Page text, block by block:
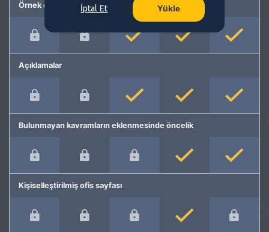
Örnek cümleler
Açıklamalar
Bulunmayan kavramların eklenmesinde öncelik
Kişiselleştirilmiş ofis sayfası
İptal Et Yükle